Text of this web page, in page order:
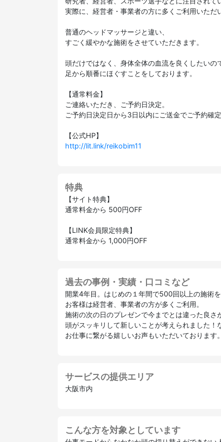
実際に、経営者・事業者の方に多くご利用いただ
普通のヘッドマッサージと違い、
すごく緩やかな施術をさせていただきます。
頭だけではなく、身体全体の血流を良くしたいの
足から順番にほぐすことをしております。
【通常料金】
ご連絡いただき、ご予約日決定。
ご予約日決定日から3日以内にご送金でご予約確定
【公式HP】
http://lit.link/reikobim11
特典
【サイト特典】
通常料金から 500円OFF
【LINK会員限定特典】
通常料金から 1,000円OFF
過去の事例・実績・口コミなど
開業4年目。はじめの１年間で500回以上の施術を
お客様は経営者、事業者の方が多くご利用。
施術の次の日のプレゼンで今までとは違った良さ
頭がスッキリして新しいことが考えられました！
お仕事に繋がる嬉しいお声もいただいております。
サービスの提供エリア
大阪市内
こんな方を対象としています